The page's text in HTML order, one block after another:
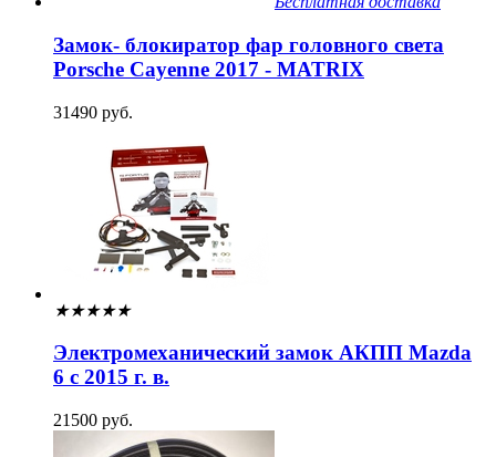
Замок- блокиратор фар головного света
Porsche Cayenne 2017 - MATRIX
31490 руб.
★★★★★
Электромеханический замок АКПП Mazda
6 с 2015 г. в.
21500 руб.